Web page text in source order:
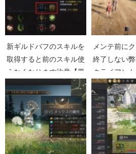
新ギルドバフのスキルを
取得すると前のスキル使
えなくなります注意【黒
い砂漠Part2116】
メンテ前に
終了しない
クライアン
続報【